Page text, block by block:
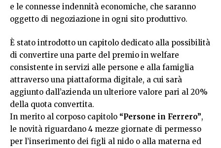
e le connesse indennità economiche, che saranno
oggetto di negoziazione in ogni sito produttivo.
È stato introdotto un capitolo dedicato alla possibilità
di convertire una parte del premio in welfare
consistente in servizi alle persone e alla famiglia
attraverso una piattaforma digitale, a cui sarà
aggiunto dall’azienda un ulteriore valore pari al 20%
della quota convertita.
In merito al corposo capitolo “Persone in Ferrero”,
le novità riguardano 4 mezze giornate di permesso
per l’inserimento dei figli al nido o alla materna ed